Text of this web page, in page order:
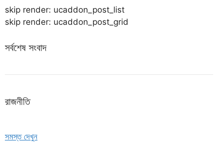
skip render: ucaddon_post_list
skip render: ucaddon_post_grid
সর্বশেষ সংবাদ
রাজনীতি
সমস্ত দেখুন